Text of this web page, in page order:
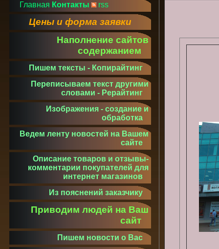
Главная Контакты rss
Цены и форма заявки
Наполнение сайтов
содержанием
Пишем тексты - Копирайтинг
Переписываем текст другими
словами - Рерайтинг
Изображения - создание и
обработка
Ведем ленту новостей на Вашем
сайте
Описание товаров и отзывы-
комментарии покупателей для
интернет магазинов
Из пояснений заказчику
Приводим людей на Ваш
сайт
Пишем новости о Вас